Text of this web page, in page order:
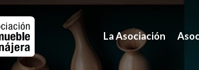
La Asociación